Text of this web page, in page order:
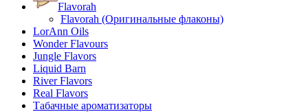
Flavorah
Flavorah (Оригинальные флаконы)
LorAnn Oils
Wonder Flavours
Jungle Flavors
Liquid Barn
River Flavors
Real Flavors
Табачные ароматизаторы